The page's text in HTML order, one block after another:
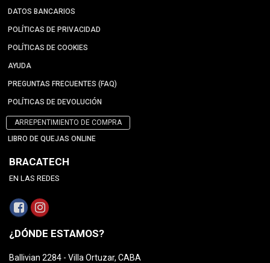
DATOS BANCARIOS
POLÍTICAS DE PRIVACIDAD
POLÍTICAS DE COOKIES
AYUDA
PREGUNTAS FRECUENTES (FAQ)
POLÍTICAS DE DEVOLUCIÓN
ARREPENTIMIENTO DE COMPRA
LIBRO DE QUEJAS ONLINE
BRACATECH
EN LAS REDES
¿DÓNDE ESTAMOS?
Ballivian 2284 - Villa Ortuzar, CABA